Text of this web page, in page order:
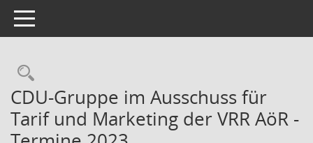
Toggle navigation
Rechercheauswahl
CDU-Gruppe im Ausschuss für
Tarif und Marketing der VRR AöR -